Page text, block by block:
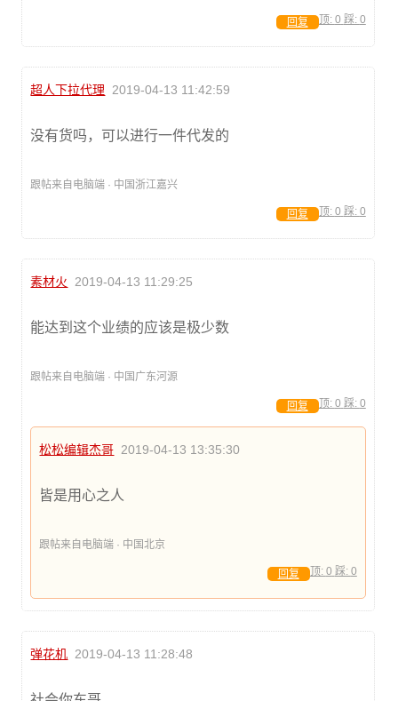
顶: 0 踩: 0
回复
超人下拉代理 2019-04-13 11:42:59
没有货吗，可以进行一件代发的
跟帖来自电脑端 · 中国浙江嘉兴
顶: 0 踩: 0
回复
素材火 2019-04-13 11:29:25
能达到这个业绩的应该是极少数
跟帖来自电脑端 · 中国广东河源
顶: 0 踩: 0
回复
松松编辑杰哥 2019-04-13 13:35:30
皆是用心之人
跟帖来自电脑端 · 中国北京
顶: 0 踩: 0
回复
弹花机 2019-04-13 11:28:48